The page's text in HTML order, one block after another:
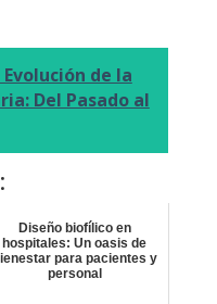
Evolución de la
Del Pasado al
Diseño biofílico en
hospitales: Un oasis de
para pacientes y
personal